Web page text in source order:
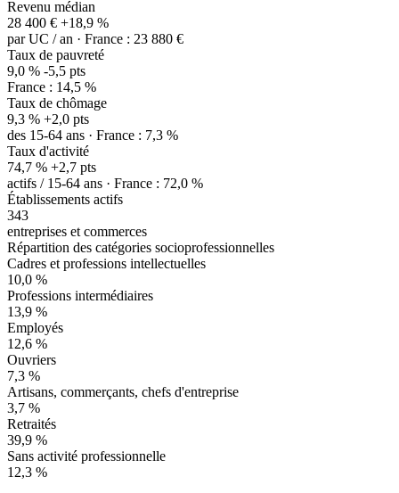
Revenu médian
28 400 € +18,9 %
par UC / an · France : 23 880 €
Taux de pauvreté
9,0 % -5,5 pts
France : 14,5 %
Taux de chômage
9,3 % +2,0 pts
des 15-64 ans · France : 7,3 %
Taux d'activité
74,7 % +2,7 pts
actifs / 15-64 ans · France : 72,0 %
Établissements actifs
343
entreprises et commerces
Répartition des catégories socioprofessionnelles
Cadres et professions intellectuelles
10,0 %
Professions intermédiaires
13,9 %
Employés
12,6 %
Ouvriers
7,3 %
Artisans, commerçants, chefs d'entreprise
3,7 %
Retraités
39,9 %
Sans activité professionnelle
12,3 %